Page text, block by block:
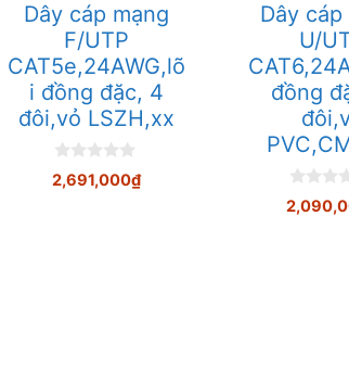
Dây cáp mạng
F/UTP
CAT5e,24AWG,lõ
i đồng đặc, 4
đôi,vỏ LSZH,xx
0
n
2,691,000₫
Dây cáp
U/
đồng
0
n